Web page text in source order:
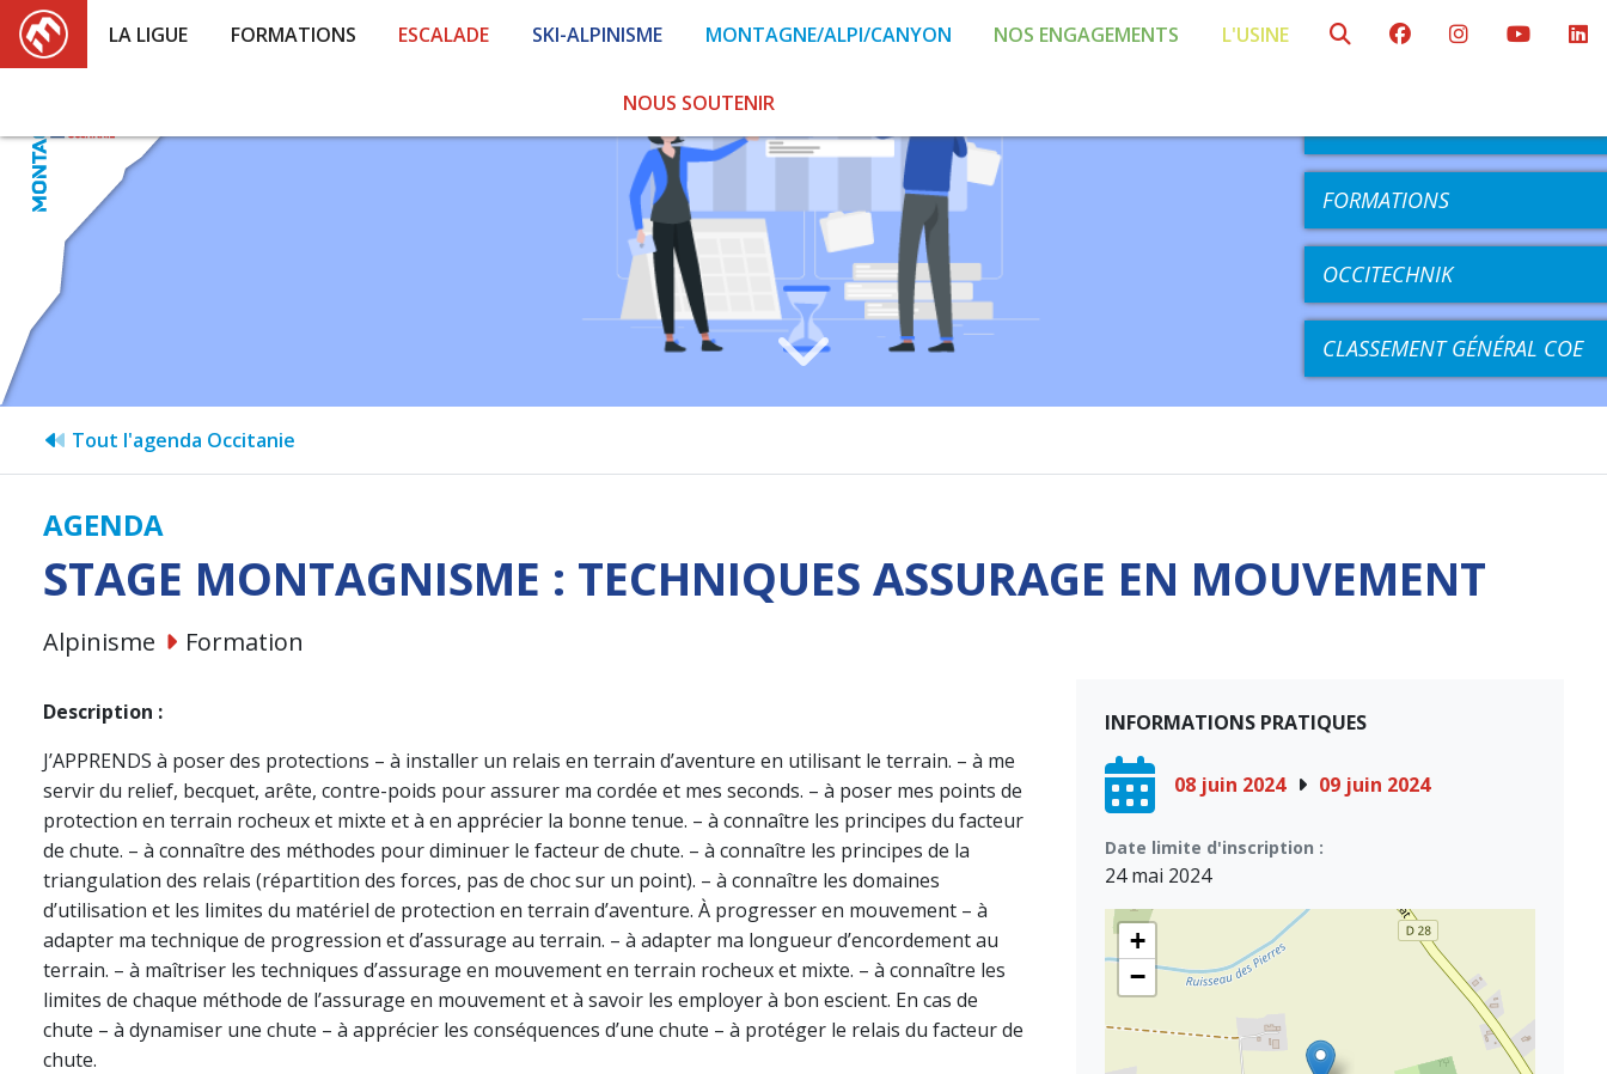
LA LIGUE FORMATIONS ESCALADE SKI-ALPINISME MONTAGNE/ALPI/CANYON NOS ENGAGEMENTS L'USINE
NOUS SOUTENIR
AGENDA
FORMATIONS
OCCITECHNIK
CLASSEMENT GÉNÉRAL COE
Tout l'agenda Occitanie
AGENDA
STAGE MONTAGNISME : TECHNIQUES ASSURAGE EN MOUVEMENT
Alpinisme Formation
Description :
J’APPRENDS à poser des protections – à installer un relais en terrain d’aventure en utilisant le terrain. – à me
servir du relief, becquet, arête, contre-poids pour assurer ma cordée et mes seconds. – à poser mes points de
protection en terrain rocheux et mixte et à en apprécier la bonne tenue. – à connaître les principes du facteur
de chute. – à connaître des méthodes pour diminuer le facteur de chute. – à connaître les principes de la
triangulation des relais (répartition des forces, pas de choc sur un point). – à connaître les domaines
d’utilisation et les limites du matériel de protection en terrain d’aventure. À progresser en mouvement – à
adapter ma technique de progression et d’assurage au terrain. – à adapter ma longueur d’encordement au
terrain. – à maîtriser les techniques d’assurage en mouvement en terrain rocheux et mixte. – à connaître les
limites de chaque méthode de l’assurage en mouvement et à savoir les employer à bon escient. En cas de
chute – à dynamiser une chute – à apprécier les conséquences d’une chute – à protéger le relais du facteur de
chute.
INFORMATIONS PRATIQUES
08 juin 2024 09 juin 2024
Date limite d'inscription :
24 mai 2024
+
−